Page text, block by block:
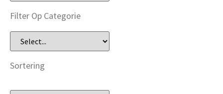
Filter Op Categorie
Sortering